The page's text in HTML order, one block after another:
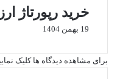
خرید رپورتاژ
19 بهمن 1404
برای مشاهده دیدگاه ها کلیک